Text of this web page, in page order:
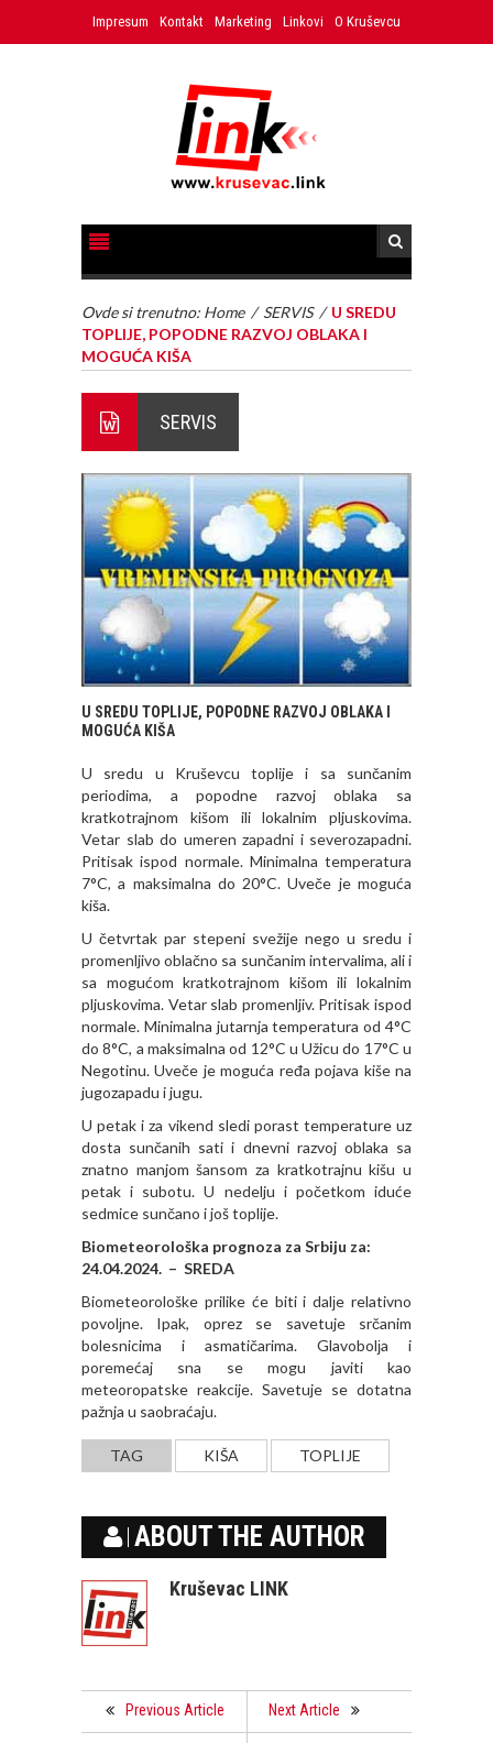
Impresum Kontakt Marketing Linkovi O Kruševcu
Ovde si trenutno: Home / SERVIS / U SREDU
TOPLIJE, POPODNE RAZVOJ OBLAKA I
MOGUĆA KIŠA
SERVIS
U SREDU TOPLIJE, POPODNE RAZVOJ OBLAKA I
MOGUĆA KIŠA
U sredu u Kruševcu toplije i sa sunčanim
periodima, a popodne razvoj oblaka sa
kratkotrajnom kišom ili lokalnim pljuskovima.
Vetar slab do umeren zapadni i severozapadni.
Pritisak ispod normale. Minimalna temperatura
7°C, a maksimalna do 20°C. Uveče je moguća
kiša.
U četvrtak par stepeni svežije nego u sredu i
promenljivo oblačno sa sunčanim intervalima, ali i
sa mogućom kratkotrajnom kišom ili lokalnim
pljuskovima. Vetar slab promenljiv. Pritisak ispod
normale. Minimalna jutarnja temperatura od 4°C
do 8°C, a maksimalna od 12°C u Užicu do 17°C u
Negotinu. Uveče je moguća ređa pojava kiše na
jugozapadu i jugu.
U petak i za vikend sledi porast temperature uz
dosta sunčanih sati i dnevni razvoj oblaka sa
znatno manjom šansom za kratkotrajnu kišu u
petak i subotu. U nedelju i početkom iduće
sedmice sunčano i još toplije.
Biometeorološka prognoza za Srbiju za:
24.04.2024. – SREDA
Biometeorološke prilike će biti i dalјe relativno
povolјne. Ipak, oprez se savetuje srčanim
bolesnicima i asmatičarima. Glavobolјa i
poremećaj sna se mogu javiti kao
meteoropatske reakcije. Savetuje se dotatna
pažnja u saobraćaju.
TAG KIŠA TOPLIJE
ABOUT THE AUTHOR
Kruševac LINK
Previous Article Next Article